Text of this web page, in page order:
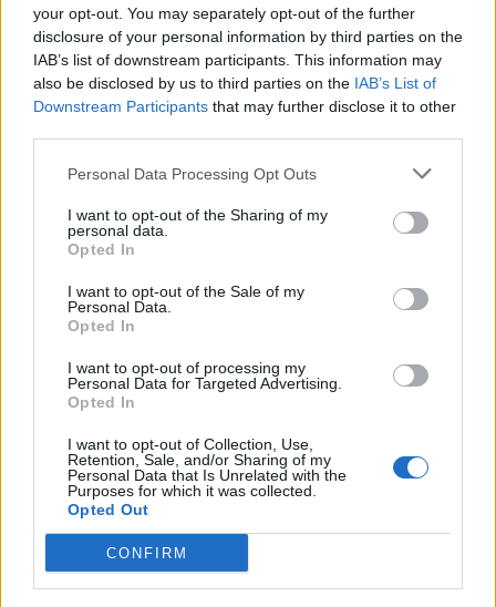
your opt-out. You may separately opt-out of the further
disclosure of your personal information by third parties on the
IAB’s list of downstream participants. This information may
also be disclosed by us to third parties on the IAB’s List of
Downstream Participants that may further disclose it to other
Personal Data Processing Opt Outs
I want to opt-out of the Sharing of my
personal data.
Opted In
I want to opt-out of the Sale of my
Personal Data.
Opted In
I want to opt-out of processing my
Personal Data for Targeted Advertising.
Opted In
I want to opt-out of Collection, Use,
Retention, Sale, and/or Sharing of my
Personal Data that Is Unrelated with the
Purposes for which it was collected.
Opted Out
CONFIRM
Εγγραφή στο newsletter
Αποδέχομαι τους
και την πολιτική απορρήτου
X